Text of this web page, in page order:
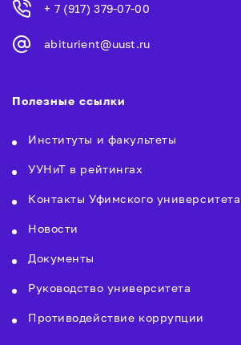
+ 7 (917) 379-07-00
abiturient@uust.ru
Полезные ссылки
Институты и факультеты
УУНиТ в рейтингах
Контакты Уфимского университета
Новости
Документы
Руководство университета
Противодействие коррупции